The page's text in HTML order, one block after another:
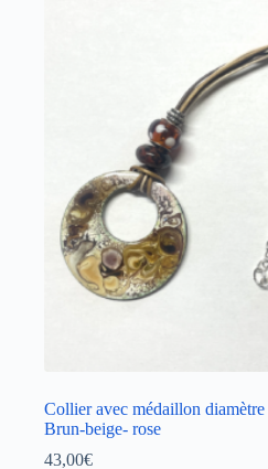
Collier avec médaillon
Brun-beige- rose
43,00€